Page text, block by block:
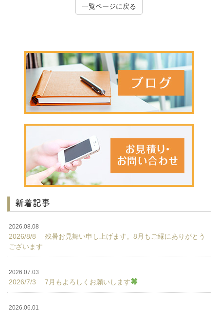
一覧ページに戻る
新着記事
2026.08.08
2026/8/8 残暑お見舞い申し上げます。8月もご縁にありがとう
ございます
2026.07.03
2026/7/3 7月もよろしくお願いします
2026.06.01